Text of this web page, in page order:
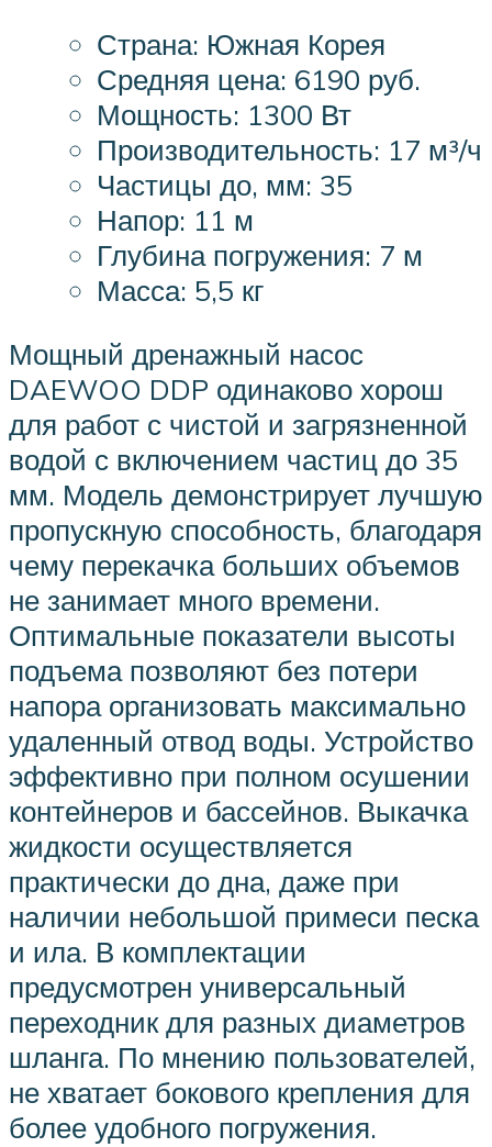
Страна: Южная Корея
Средняя цена: 6190 руб.
Мощность: 1300 Вт
Производительность: 17 м³/ч
Частицы до, мм: 35
Напор: 11 м
Глубина погружения: 7 м
Масса: 5,5 кг
Мощный дренажный насос
DAEWOO DDP одинаково хорош
для работ с чистой и загрязненной
водой с включением частиц до 35
мм. Модель демонстрирует лучшую
пропускную способность, благодаря
чему перекачка больших объемов
не занимает много времени.
Оптимальные показатели высоты
подъема позволяют без потери
напора организовать максимально
удаленный отвод воды. Устройство
эффективно при полном осушении
контейнеров и бассейнов. Выкачка
жидкости осуществляется
практически до дна, даже при
наличии небольшой примеси песка
и ила. В комплектации
предусмотрен универсальный
переходник для разных диаметров
шланга. По мнению пользователей,
не хватает бокового крепления для
более удобного погружения.